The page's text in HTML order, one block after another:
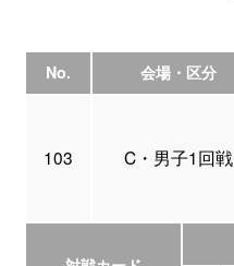
No. 会場・区分
103 C・男子1回戦